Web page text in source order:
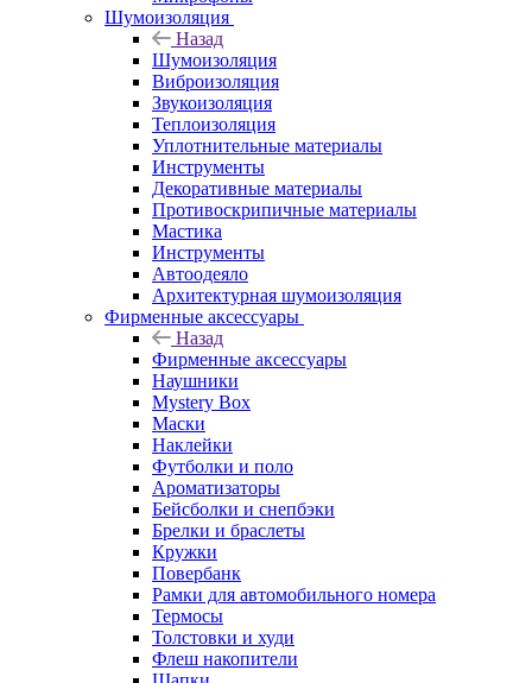
Шумоизоляция
Назад
Шумоизоляция
Виброизоляция
Звукоизоляция
Теплоизоляция
Уплотнительные материалы
Инструменты
Декоративные материалы
Противоскрипичные материалы
Мастика
Инструменты
Автоодеяло
Архитектурная шумоизоляция
Фирменные аксессуары
Назад
Фирменные аксессуары
Наушники
Mystery Box
Маски
Наклейки
Футболки и поло
Ароматизаторы
Бейсболки и снепбэки
Брелки и браслеты
Кружки
Повербанк
Рамки для автомобильного номера
Термосы
Толстовки и худи
Флеш накопители